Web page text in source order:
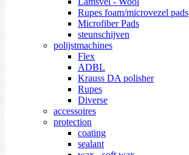
Rupes foam/microvezel pads
Microfiber Pads
steunschijven
polijstmachines
Flex
ADBL
Krauss DA polisher
Rupes
Diverse
accessoires
protection
coating
sealant